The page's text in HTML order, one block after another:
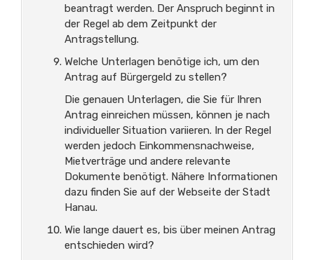
beantragt werden. Der Anspruch beginnt in
der Regel ab dem Zeitpunkt der
Antragstellung.
Welche Unterlagen benötige ich, um den
Antrag auf Bürgergeld zu stellen?
Die genauen Unterlagen, die Sie für Ihren
Antrag einreichen müssen, können je nach
individueller Situation variieren. In der Regel
werden jedoch Einkommensnachweise,
Mietverträge und andere relevante
Dokumente benötigt. Nähere Informationen
dazu finden Sie auf der Webseite der Stadt
Hanau.
Wie lange dauert es, bis über meinen Antrag
entschieden wird?